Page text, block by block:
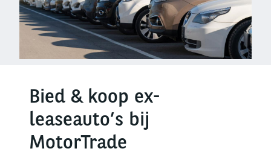
Bied & koop ex-
leaseauto’s bij
MotorTrade